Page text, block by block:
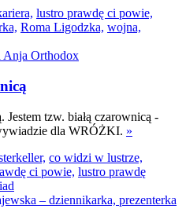
lustro prawdę ci powie,
Roma Ligodzka, wojna,
Jestem tzw. białą czarownicą -
dla WRÓŻKI. »
co widzi w lustrze,
ci powie, lustro prawdę